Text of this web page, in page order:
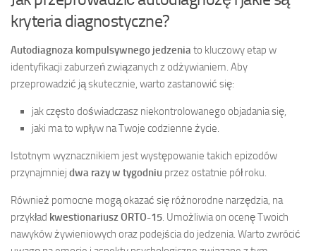
kryteria diagnostyczne?
Autodiagnoza kompulsywnego jedzenia to kluczowy etap w
identyfikacji zaburzeń związanych z odżywianiem. Aby
przeprowadzić ją skutecznie, warto zastanowić się:
jak często doświadczasz niekontrolowanego objadania się,
jaki ma to wpływ na Twoje codzienne życie.
Istotnym wyznacznikiem jest występowanie takich epizodów
przynajmniej dwa razy w tygodniu przez ostatnie pół roku.
Również pomocne mogą okazać się różnorodne narzędzia, na
przykład kwestionariusz ORTO-15 . Umożliwia on ocenę Twoich
nawyków żywieniowych oraz podejścia do jedzenia. Warto zwrócić